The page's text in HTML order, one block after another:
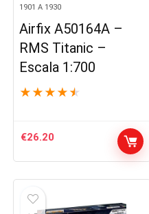
1901 A 1930
Airfix A50164A –
RMS Titanic –
Escala 1:700
★ ★ ★ ★ ★
€26.20